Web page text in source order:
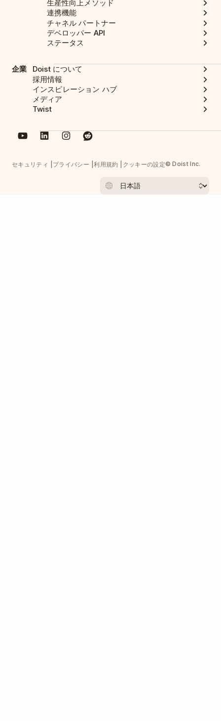
生産性向上メソッド
連携機能
チャネル パートナー
デベロッパー API
ステータス
企業
Doist について
採用情報
インスピレーション ハブ
メディア
Twist
セキュリティ プライバシー 利用規約 クッキーの設定© Doist Inc.